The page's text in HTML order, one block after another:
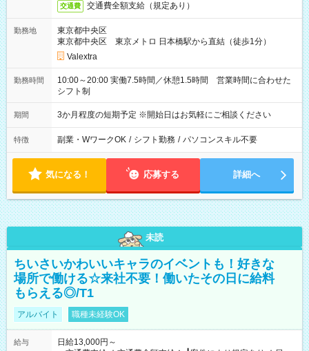
交通費 交通費全額支給（規定あり）
勤務地
東京都中央区
東京都中央区 東京メトロ 日本橋駅から直結（徒歩1分）
Valextra
勤務時間
10:00～20:00 実働7.5時間／休憩1.5時間 営業時間に合わせた
シフト制
期間 3か月程度の短期予定 ※開始日はお気軽にご相談ください
特徴 副業・WワークOK / シフト勤務 / パソコンスキル不要
気になる！ 応募する 詳細へ
未読
ちいさいかわいいキャラのイベントも！好きな
場所で働ける☆来社不要！働いたその日に給料
もらえる◎/T1
アルバイト 職種未経験OK
給与
日給13,000円～